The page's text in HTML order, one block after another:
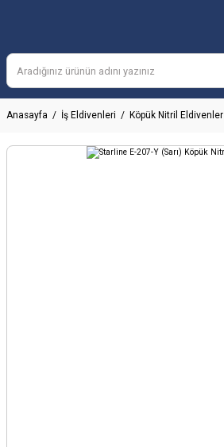
Anasayfa İş Eldivenleri Köpük Nitril Eldivenler